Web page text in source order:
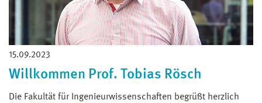
15.09.2023
Willkommen Prof. Tobias Rösch
Die Fakultät für Ingenieurwissenschaften begrüßt herzlich